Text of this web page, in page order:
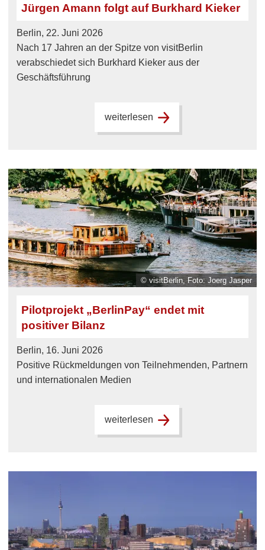
Jürgen Amann folgt auf Burkhard Kieker
Berlin, 22. Juni 2026
Nach 17 Jahren an der Spitze von visitBerlin
verabschiedet sich Burkhard Kieker aus der
Geschäftsführung
weiterlesen
© visitBerlin, Foto: Joerg Jasper
Pilotprojekt „BerlinPay“ endet mit
positiver Bilanz
Berlin, 16. Juni 2026
Positive Rückmeldungen von Teilnehmenden, Partnern
und internationalen Medien
weiterlesen